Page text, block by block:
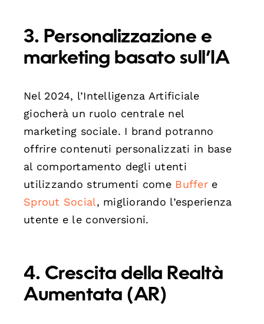
3. Personalizzazione e
marketing basato sull’IA
Nel 2024, l’Intelligenza Artificiale
giocherà un ruolo centrale nel
marketing sociale. I brand potranno
offrire contenuti personalizzati in base
al comportamento degli utenti
utilizzando strumenti come Buffere
Sprout Social, migliorando l’esperienza
utente e le conversioni.
4. Crescita della Realtà
Aumentata (AR)